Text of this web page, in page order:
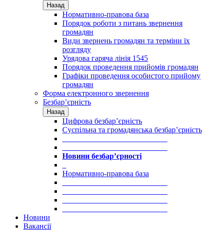
Назад
Нормативно-правова база
Порядок роботи з питань звернення
громадян
Види звернень громадян та терміни їх
розгляду
Урядова гаряча лінія 1545
Порядок проведення прийомів громадян
Графіки проведення особистого прийому
громадян
Форма електронного звернення
Безбар’єрність
Назад
Цифрова безбар’єрність
Суспільна та громадянська безбар’єрність
Новини безбар’єрності
Нормативно-правова база
Новини
Вакансії